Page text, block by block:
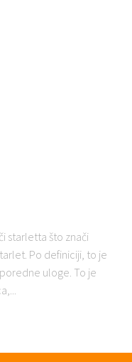
starletta što znači
Po definiciji, to je
uloge. To je